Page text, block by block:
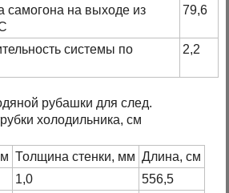
самогона на выходе из
79,6
системы по
2,2
рубашки для след.
холодильника, см
Толщина стенки, мм Длина, см
1,0
556,5